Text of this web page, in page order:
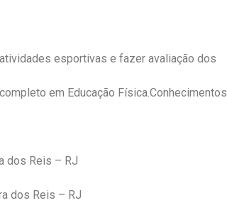
esportivas e fazer avaliação dos
em Educação Física.Conhecimentos
dos Reis – RJ
dos Reis – RJ